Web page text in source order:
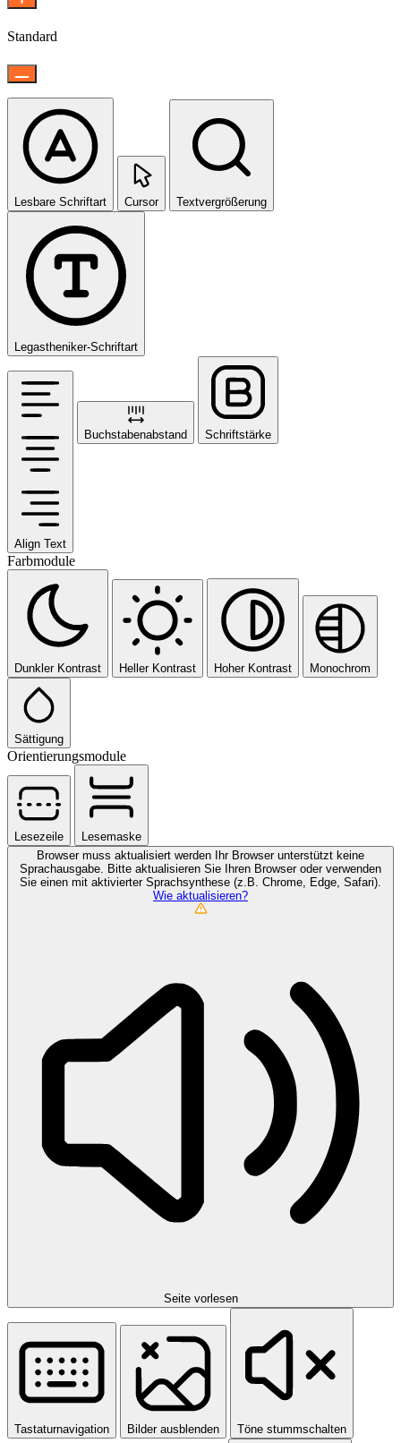
Standard
Lesbare Schriftart Cursor Textvergrößerung
Legastheniker-Schriftart
Align Text
Buchstabenabstand Schriftstärke
Farbmodule
Dunkler Kontrast Heller Kontrast Hoher Kontrast Monochrom
Sättigung
Orientierungsmodule
Lesezeile
Lesemaske
Browser muss aktualisiert werden
Ihr Browser unterstützt keine
Sprachausgabe. Bitte aktualisieren Sie Ihren Browser oder verwenden
Sie einen mit aktivierter Sprachsynthese (z.B. Chrome, Edge, Safari).
Wie aktualisieren?
Seite vorlesen
Tastaturnavigation Bilder ausblenden Töne stummschalten